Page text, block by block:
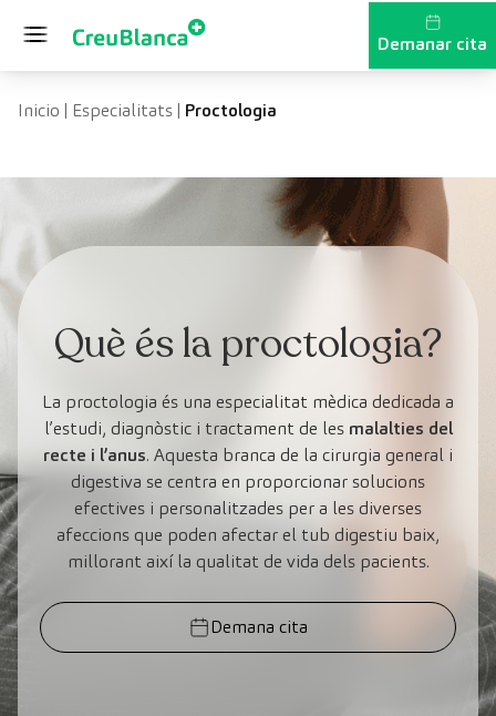
Demanar cita
Inicio | Especialitats| Proctologia
Què és la proctologia?
La proctologia és una especialitat mèdica dedicada a
l’estudi, diagnòstic i tractament de les malalties del
recte i l’anus. Aquesta branca de la cirurgia general i
digestiva se centra en proporcionar solucions
efectives i personalitzades per a les diverses
afeccions que poden afectar el tub digestiu baix,
millorant així la qualitat de vida dels pacients.
Demana cita